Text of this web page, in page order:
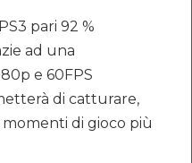
pari 92 %
ad una
e 60FPS
di catturare,
di gioco più